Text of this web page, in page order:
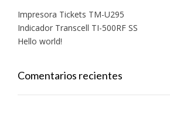
Impresora Tickets TM-U295
Indicador Transcell TI-500RF SS
Hello world!
Comentarios recientes